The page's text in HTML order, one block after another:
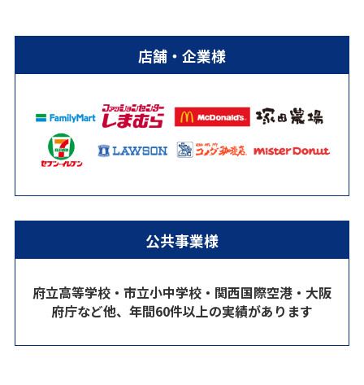
店舗・企業様
公共事業様
府立高等学校・市立小中学校・関西国際空港・大阪
府庁など他、年間60件以上の実績があります